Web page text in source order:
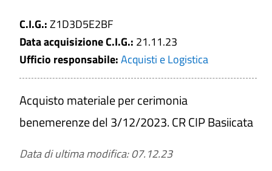
Numero
C.I.G.
Tipologia di affidamento
C.I.G.:Z1D3D5E2BF
Data acquisizione C.I.G.: 21.11.23
Ufficio responsabile:Acquisti e Logistica
Acquisto materiale per cerimonia
benemerenze del 3/12/2023. CR CIP Basiicata
Data di ultima modifica: 07.12.23